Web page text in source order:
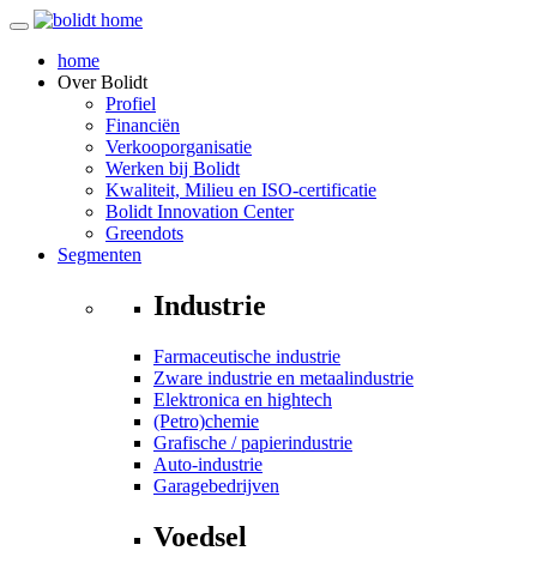
home
OverBolidt
Profiel
Financiën
Verkooporganisatie
Werken bij Bolidt
Kwaliteit, Milieu en ISO-certificatie
Bolidt Innovation Center
Greendots
Segmenten
Industrie
Farmaceutische industrie
Zware industrie en metaalindustrie
Elektronica en hightech
(Petro)chemie
Grafische / papierindustrie
Auto-industrie
Garagebedrijven
Voedsel